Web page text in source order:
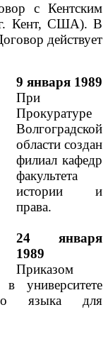
с Кентским
(г. Кент, США). В
действует
9 января 1989
При
Прокуратуре
Волгоградской
области создан
филиал кафедр
факультета
истории и
права.
24 января
1989
Приказом
языка для